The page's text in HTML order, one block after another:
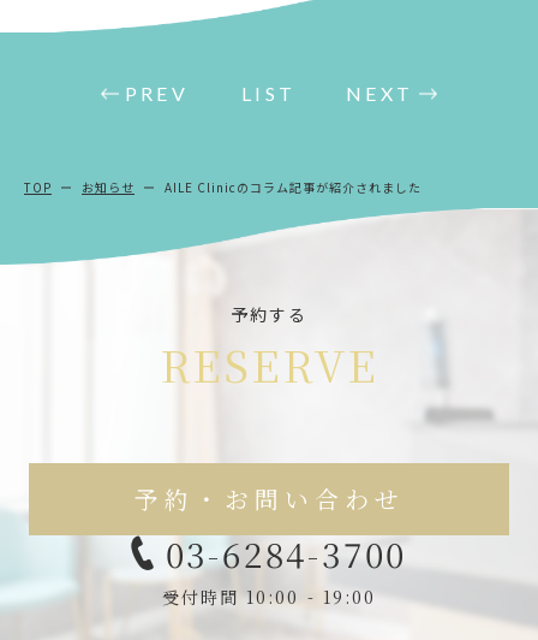
PREV LIST NEXT
TOP お知らせ AILE Clinicのコラム記事が紹介されました
予約する
RESERVE
03-6284-3700
受付時間 10:00 - 19:00
予約・お問い合わせ